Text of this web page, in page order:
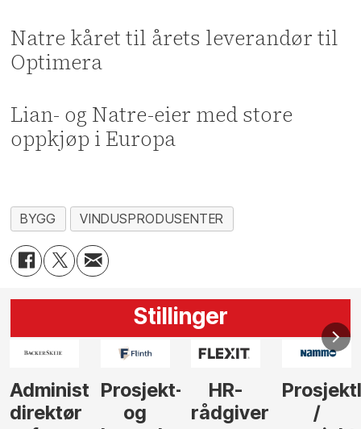
Natre kåret til årets leverandør til
Optimera
Lian- og Natre-eier med store
oppkjøp i Europa
BYGG VINDUSPRODUSENTER
Stillinger
HR-
rådgiver
Prosjektleder
/
Vi
behøver
Anlegg
søker